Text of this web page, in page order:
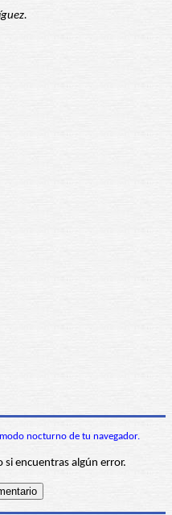
nocturno de tu navegador.
si encuentras algún error.